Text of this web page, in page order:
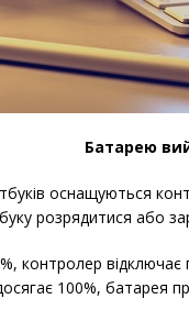
Батарею
оснащуються
розрядитися або
контролер
100%, батарея